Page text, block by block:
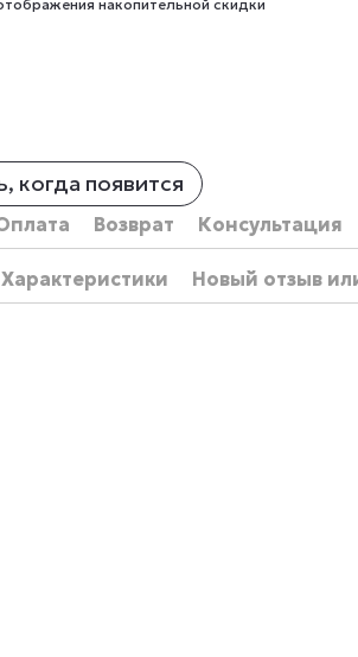
накопительной скидки
когда появится
Возврат Консультация
Характеристики Новый отзыв